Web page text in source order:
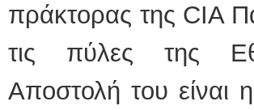
πράκτορας της CIA
τις πύλες της
Αποστολή του είναι